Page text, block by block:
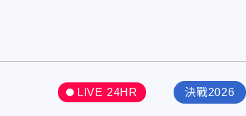
LIVE 24HR 決戰2026